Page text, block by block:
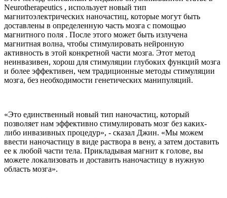
Neurotherapeutics , использует новый тип
магнитоэлектрических наночастиц, которые могут быть
доставлены в определенную часть мозга с помощью
магнитного поля . После этого может быть излучена
магнитная волна, чтобы стимулировать нейронную
активность в этой конкретной части мозга. Этот метод
неинвазивен, хорош для стимуляции глубоких функций мозга
и более эффективен, чем традиционные методы стимуляции
мозга, без необходимости генетических манипуляций.
«Это единственный новый тип наночастиц, который
позволяет нам эффективно стимулировать мозг без каких-
либо инвазивных процедур», - сказал Джин. «Мы можем
ввести наночастицу в виде раствора в вену, а затем доставить
ее к любой части тела. Прикладывая магнит к голове, вы
можете локализовать и доставить наночастицу в нужную
область мозга».